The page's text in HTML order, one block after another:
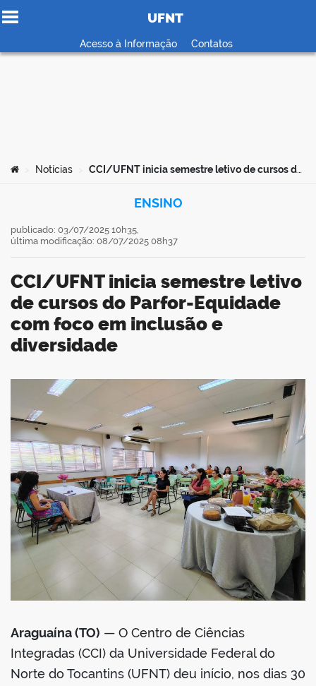
Ir para o conteúdo
UFNT
Acesso à Informação Contatos
Você está aqui:
Notícias CCI/UFNT inicia semestre letivo de cursos do Parfor-Equidade com foco em inclusão e diversidade
ENSINO
CCI/UFNT inicia semestre letivo
de cursos do Parfor-Equidade
com foco em inclusão e
diversidade
publicado: 03/07/2025 10h35,
última modificação: 08/07/2025 08h37
Araguaína (TO) — O Centro de Ciências
Integradas (CCI) da Universidade Federal do
Norte do Tocantins (UFNT) deu início, nos dias 30